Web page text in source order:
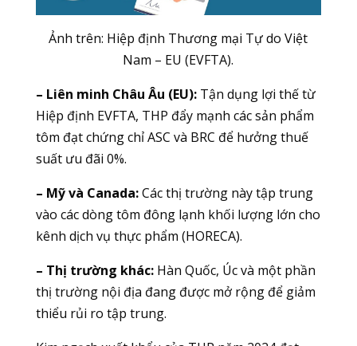
Ảnh trên: Hiệp định Thương mại Tự do Việt
Nam – EU (EVFTA).
– Liên minh Châu Âu (EU):Tận dụng lợi thế từ
Hiệp định EVFTA, THP đẩy mạnh các sản phẩm
tôm đạt chứng chỉ ASC và BRC để hưởng thuế
suất ưu đãi 0%.
– Mỹ và Canada:Các thị trường này tập trung
vào các dòng tôm đông lạnh khối lượng lớn cho
kênh dịch vụ thực phẩm (HORECA).
– Thị trường khác:Hàn Quốc, Úc và một phần
thị trường nội địa đang được mở rộng để giảm
thiểu rủi ro tập trung.